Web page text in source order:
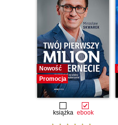
Nowość
Promocja
książka ebook